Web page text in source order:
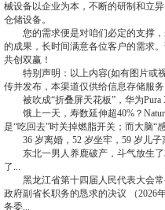
械设备以企业为本，不断的研制和立
仓储设备。
您的需求便是对咱们必定的支撑，
的成果，长时间满意各位客户的需求
共创双赢！
特别声明：以上内容(如有图片或视
传并发布，本渠道仅供给信息存储服务
被吹成“折叠屏天花板”，华为Pura
饿上一天，寿数延伸超40%？
是“吃回去”时关掉燃脂开关；而大脑“
36 岁离婚，52 岁坐牢，59 岁儿子
东北一男人养鹿破产，斗气放生了
了...
黑龙江省第十四届人民代表大会常
政府副省长职务的恳求的决议 （2026
务委...